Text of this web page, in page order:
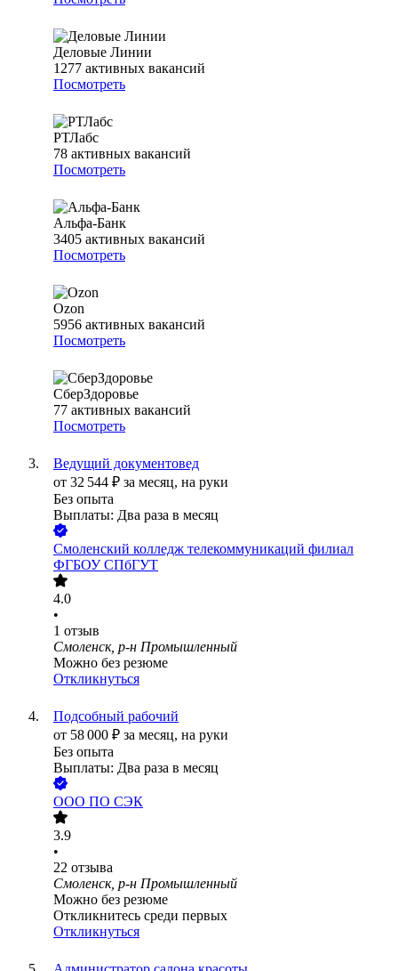
Деловые Линии
1277 активных вакансий
Посмотреть
РТЛабс
78 активных вакансий
Посмотреть
Альфа-Банк
3405 активных вакансий
Посмотреть
Ozon
5956 активных вакансий
Посмотреть
СберЗдоровье
77 активных вакансий
Посмотреть
Ведущий документовед
от 32 544 ₽ за месяц, на руки
Без опыта
Выплаты: Два раза в месяц
Смоленский колледж телекоммуникаций филиал
ФГБОУ СПбГУТ
4.0
•
1 отзыв
Смоленск, р-н Промышленный
Можно без резюме
Откликнуться
Подсобный рабочий
от 58 000 ₽ за месяц, на руки
Без опыта
Выплаты: Два раза в месяц
ООО ПО СЭК
3.9
•
22 отзыва
Смоленск, р-н Промышленный
Можно без резюме
Откликнитесь среди первых
Откликнуться